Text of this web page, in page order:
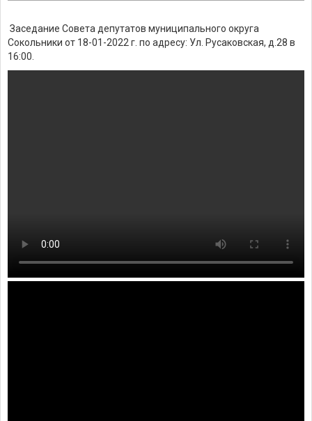
Заседание Совета депутатов муниципального округа
Сокольники от 18-01-2022 г. по адресу: Ул. Русаковская, д.28 в
16:00.